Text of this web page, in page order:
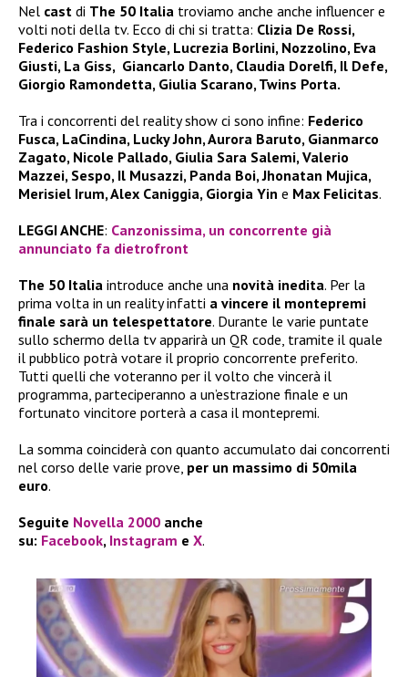
Nel cast di The 50 Italia troviamo anche anche influencer e
volti noti della tv. Ecco di chi si tratta: Clizia De Rossi,
Federico Fashion Style, Lucrezia Borlini, Nozzolino, Eva
Giusti, La Giss, Giancarlo Danto, Claudia Dorelfi, Il Defe,
Giorgio Ramondetta, Giulia Scarano, Twins Porta.
Tra i concorrenti del reality show ci sono infine: Federico
Fusca, LaCindina, Lucky John, Aurora Baruto, Gianmarco
Zagato, Nicole Pallado, Giulia Sara Salemi, Valerio
Mazzei, Sespo, Il Musazzi, Panda Boi, Jhonatan Mujica,
Merisiel Irum, Alex Caniggia, Giorgia Yin e Max Felicitas.
LEGGI ANCHE: Canzonissima, un concorrente già
annunciato fa dietrofront
The 50 Italia introduce anche una novità inedita. Per la
prima volta in un reality infatti a vincere il montepremi
finale sarà un telespettatore. Durante le varie puntate
sullo schermo della tv apparirà un QR code, tramite il quale
il pubblico potrà votare il proprio concorrente preferito.
Tutti quelli che voteranno per il volto che vincerà il
programma, parteciperanno a un’estrazione finale e un
fortunato vincitore porterà a casa il montepremi.
La somma coinciderà con quanto accumulato dai concorrenti
nel corso delle varie prove, per un massimo di 50mila
euro.
Seguite Novella 2000 anche
su: Facebook, Instagram e X.